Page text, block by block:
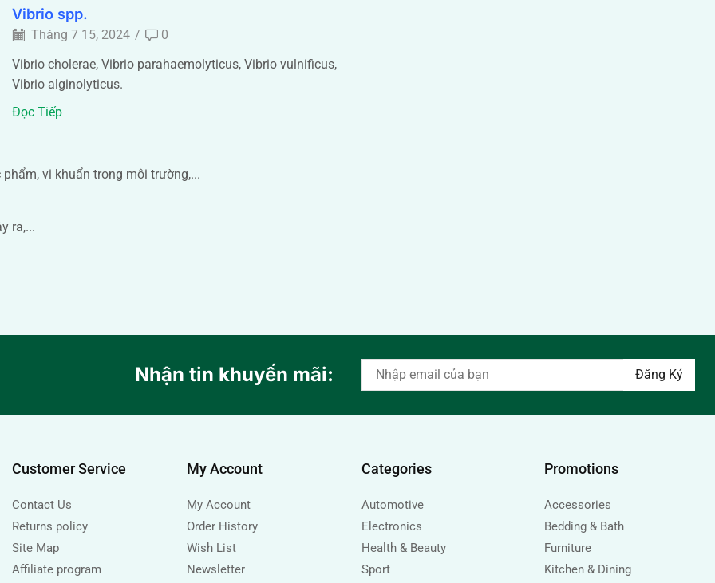
Vibrio spp.
Tháng 7 15, 2024 /
0
Vibrio cholerae, Vibrio parahaemolyticus, Vibrio vulnificus,
Vibrio alginolyticus.
Đọc Tiếp
vi khuẩn trong môi trường,...
ra,...
Nhận tin khuyến mãi:
Customer Service
Contact Us
Returns policy
Site Map
Affiliate program
My Account
My Account
Order History
Wish List
Newsletter
Categories
Automotive
Electronics
Health & Beauty
Sport
Promotions
Accessories
Bedding & Bath
Furniture
Kitchen & Dining